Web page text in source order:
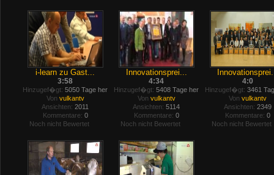
i-learn zu Gast...
3:58
Hinzugef�gt: 5050 Tage her
Von vulkantv
Ansichten: 2011
Kommentare: 0
Noch nicht Bewertet
Innovationsprei...
4:34
Hinzugef�gt: 5408 Tage her
Von vulkantv
Ansichten: 5114
Kommentare: 0
Noch nicht Bewertet
4:0
Hinzugef�gt: 3461
Von vulkantv
Ansichten: 2349
Kommentare: 0
Noch nicht Bewertet